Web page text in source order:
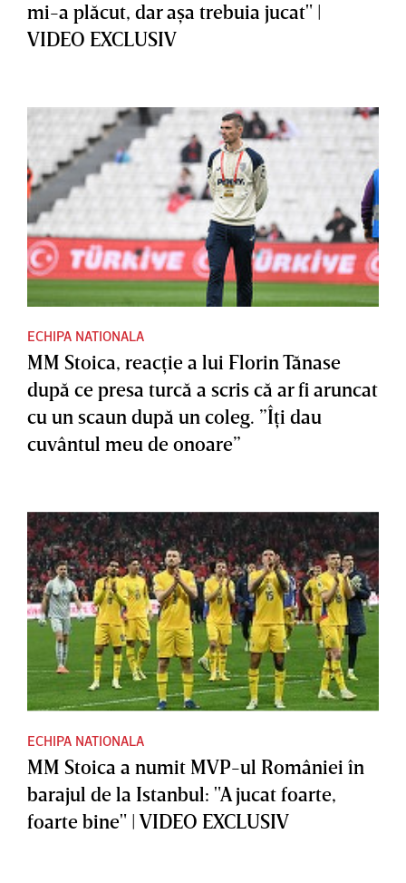
mi-a plăcut, dar aşa trebuia jucat" |
VIDEO EXCLUSIV
ECHIPA NATIONALA
MM Stoica, reacţie a lui Florin Tănase
după ce presa turcă a scris că ar fi aruncat
cu un scaun după un coleg. ”Îţi dau
cuvântul meu de onoare”
ECHIPA NATIONALA
MM Stoica a numit MVP-ul României în
barajul de la Istanbul: "A jucat foarte,
foarte bine" | VIDEO EXCLUSIV